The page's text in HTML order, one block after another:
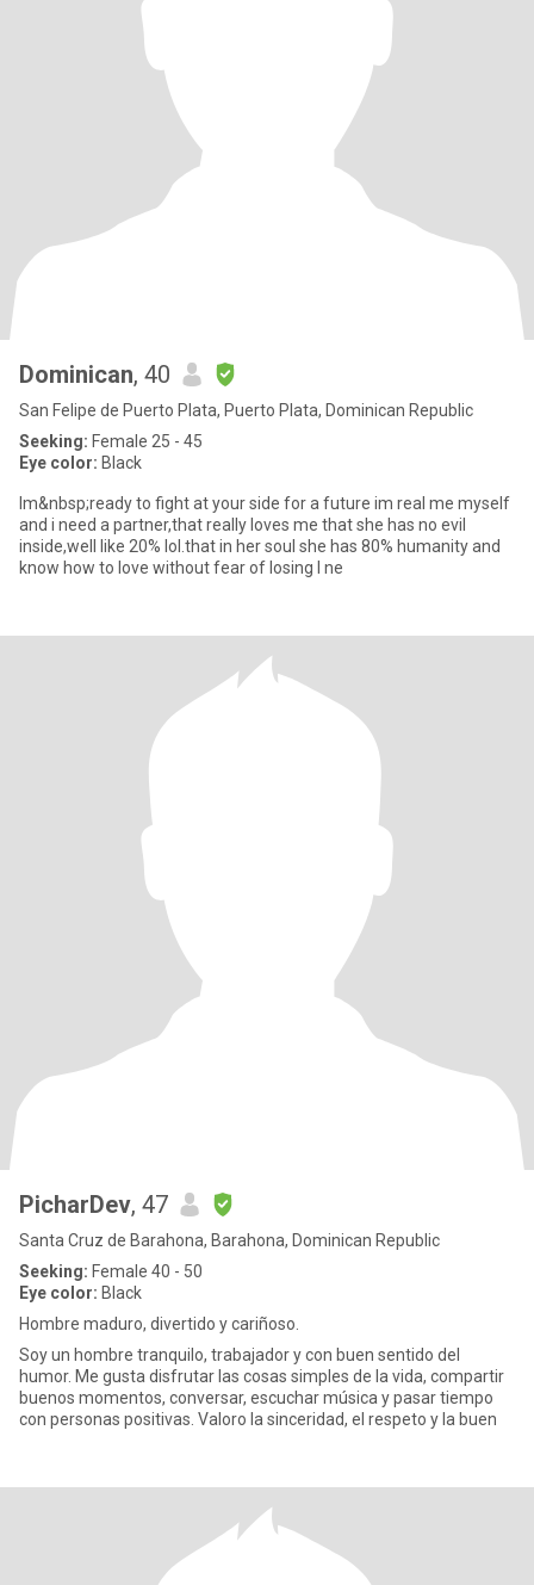
Dominican, 40
San Felipe de Puerto Plata, Puerto Plata, Dominican Republic
Seeking: Female 25 - 45
Eye color: Black
Im&nbsp;ready to fight at your side for a future im real me myself
and i need a partner,that really loves me that she has no evil
inside,well like 20% lol.that in her soul she has 80% humanity and
know how to love without fear of losing I ne
PicharDev, 47
Santa Cruz de Barahona, Barahona, Dominican Republic
Seeking: Female 40 - 50
Eye color: Black
Hombre maduro, divertido y cariñoso.
Soy un hombre tranquilo, trabajador y con buen sentido del
humor. Me gusta disfrutar las cosas simples de la vida, compartir
buenos momentos, conversar, escuchar música y pasar tiempo
con personas positivas. Valoro la sinceridad, el respeto y la buen